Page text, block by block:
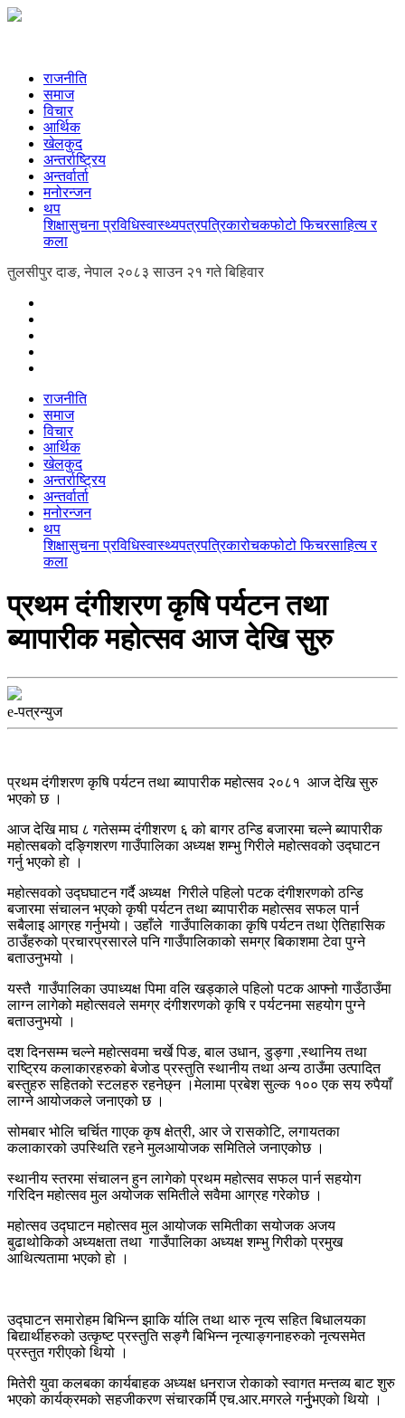
राजनीति
समाज
विचार
आर्थिक
खेलकुद
अन्तर्राष्ट्रिय
अन्तर्वार्ता
मनोरन्जन
थप
शिक्षासुचना प्रविधिस्वास्थ्यपत्रपत्रिकारोचकफोटो फिचरसाहित्य र
कला
तुलसीपुर दाङ, नेपाल २०८३ साउन २१ गते बिहिवार
राजनीति
समाज
विचार
आर्थिक
खेलकुद
अन्तर्राष्ट्रिय
अन्तर्वार्ता
मनोरन्जन
थप
शिक्षासुचना प्रविधिस्वास्थ्यपत्रपत्रिकारोचकफोटो फिचरसाहित्य र
कला
प्रथम दंगीशरण कृषि पर्यटन तथा
ब्यापारीक महोत्सव आज देखि सुरु
e-पत्रन्युज
प्रथम दंगीशरण कृषि पर्यटन तथा ब्यापारीक महोत्सव २०८१ आज देखि सुरु
भएको छ ।
आज देखि माघ ८ गतेसम्म दंगीशरण ६ को बागर ठन्डि बजारमा चल्ने ब्यापारीक
महोत्सबको दङ्गिशरण गाउँपालिका अध्यक्ष शम्भु गिरीले महोत्सवको उद्घाटन
गर्नु भएको हाे ।
महोत्सवको उद्घघाटन गर्दै अध्यक्ष गिरीले पहिलो पटक दंगीशरणको ठन्डि
बजारमा संचालन भएको कृषी पर्यटन तथा ब्यापारीक महोत्सव सफल पार्न
सबैलाइ आग्रह गर्नुभयाे। उहाँले गाउँपालिकाका कृषि पर्यटन तथा ऐतिहासिक
ठाउँहरुको प्रचारप्रसारले पनि गाउँपालिकाको समग्र बिकाशमा टेवा पुग्ने
बताउनुभयो ।
यस्तै गाउँपालिका उपाध्यक्ष पिमा वलि खड्काले पहिलो पटक आफ्नो गाउँठाउँमा
लाग्न लागेको महोत्सवले समग्र दंगीशरणको कृषि र पर्यटनमा सहयोग पुग्ने
बताउनुभयाे ।
दश दिनसम्म चल्ने महोत्सवमा चर्खे पिङ, बाल उधान, डुङ्गा ,स्थानिय तथा
राष्ट्रिय कलाकारहरुको बेजोड प्रस्तुति स्थानीय तथा अन्य ठाउँमा उत्पादित
बस्तुहरु सहितको स्टलहरु रहनेछ्न ।मेलामा प्रबेश सुल्क १०० एक सय रुपैयाँ
लाग्ने आयोजकले जनाएको छ ।
सोमबार भोलि चर्चित गाएक कृष क्षेत्री, आर जे रासकोटि, लगायतका
कलाकारको उपस्थिति रहने मुलआयोजक समितिले जनाएकोछ ।
स्थानीय स्तरमा संचालन हुन लागेको प्रथम महोत्सव सफल पार्न सहयाेग
गरिदिन महोत्सव मुल अयोजक समितीले सवैमा आग्रह गरेकोछ ।
महोत्सव उद्घाटन महोत्सव मुल आयोजक समितीका सयोजक अजय
बुढाथोकिको अध्यक्षता तथा गाउँपालिका अध्यक्ष शम्भु गिरीको प्रमुख
आथित्यतामा भएको हाे ।
उद्घाटन समारोहम बिभिन्न झाकि र्यालि तथा थारु नृत्य सहित बिधालयका
बिद्यार्थीहरुको उत्कृष्ट प्रस्तुति सङ्गै बिभिन्न नृत्याङ्गनाहरुको नृत्यसमेत
प्रस्तुत गरीएको थियो ।
मितेरी युवा कलबका कार्यबाहक अध्यक्ष धनराज रोकाको स्वागत मन्तव्य बाट शुरु
भएको कार्यक्रमको सहजीकरण संचारकर्मि एच.आर.मगरले गर्नुुभएकाे थियाे ।